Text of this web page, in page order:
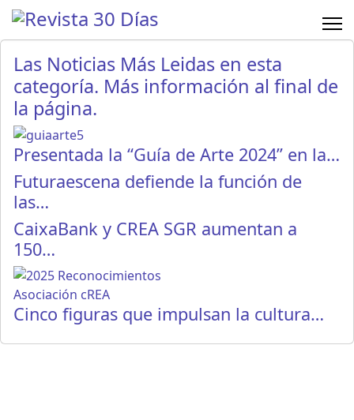
Las Noticias Más Leidas en esta
categoría. Más información al final de
la página.
Presentada la “Guía de Arte 2024” en la…
Futuraescena defiende la función de
las…
CaixaBank y CREA SGR aumentan a
150…
Cinco figuras que impulsan la cultura…